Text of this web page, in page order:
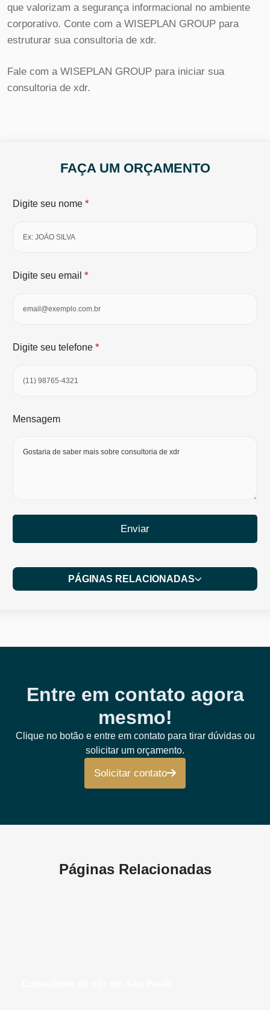
que valorizam a segurança informacional no ambiente
corporativo. Conte com a WISEPLAN GROUP para
estruturar sua consultoria de xdr.
Fale com a WISEPLAN GROUP para iniciar sua
consultoria de xdr.
FAÇA UM ORÇAMENTO
Digite seu nome *
Digite seu email *
Digite seu telefone *
Mensagem
Enviar
PÁGINAS RELACIONADAS
Entre em contato agora
mesmo!
Clique no botão e entre em contato para tirar dúvidas ou
solicitar um orçamento.
Solicitar contato
Páginas Relacionadas